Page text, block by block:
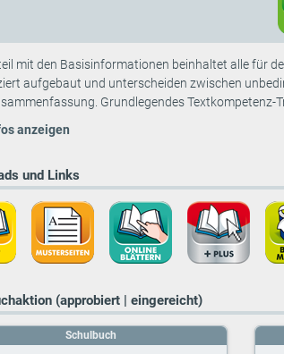
mit den Basisinformationen beinhaltet alle für
aufgebaut und unterscheiden zwischen
Grundlegendes Textkompetenz-
anzeigen
und Links
(approbiert | eingereicht)
Schulbuch